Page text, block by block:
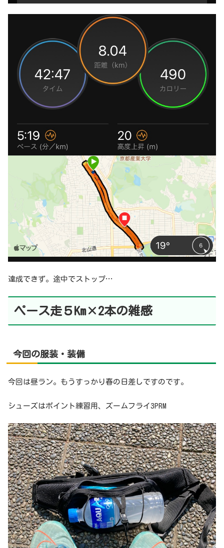
達成できず。途中でストップ…
ペース走５ Km×2本の雑感
今回の服装・装備
今回は昼ラン。もうすっかり春の日差しですのです。
シューズはポイント練習用、ズームフライ3PRM